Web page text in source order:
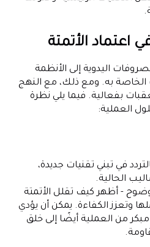
اعتماد الأتمتة
اليدوية إلى الأنظمة
الخاصة به. ومع ذلك، مع النهج
بفعالية. فيما يلي نظرة
العملية:
في تبني تقنيات جديدة،
الحالية.
- أظهر كيف تقلل الأتمتة
وتعزز الكفاءة. يمكن أن يؤدي
من العملية أيضًا إلى خلق